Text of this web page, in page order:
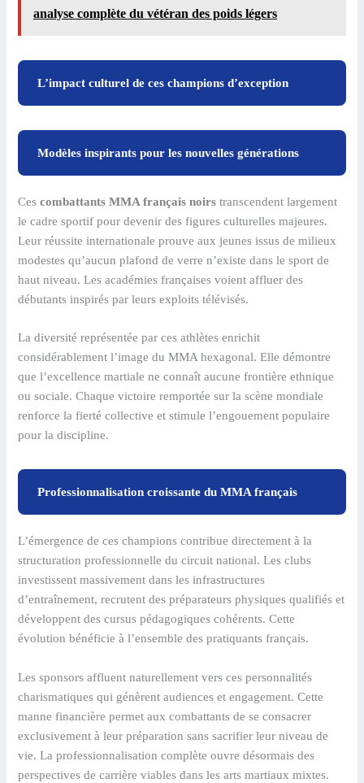
analyse complète du vétéran des poids légers
L’impact culturel de ces champions d’exception
Modèles inspirants pour les nouvelles générations
Cescombattants MMA français noirs transcendent largement
le cadre sportif pour devenir des figures culturelles majeures.
Leur réussite internationale prouve aux jeunes issus de milieux
modestes qu’aucun plafond de verre n’existe dans le sport de
haut niveau. Les académies françaises voient affluer des
débutants inspirés par leurs exploits télévisés.
La diversité représentée par ces athlètes enrichit
considérablement l’image du MMA hexagonal. Elle démontre
que l’excellence martiale ne connaît aucune frontière ethnique
ou sociale. Chaque victoire remportée sur la scène mondiale
renforce la fierté collective et stimule l’engouement populaire
pour la discipline.
Professionnalisation croissante du MMA français
L’émergence de ces champions contribue directement à la
structuration professionnelle du circuit national. Les clubs
investissent massivement dans les infrastructures
d’entraînement, recrutent des préparateurs physiques qualifiés et
développent des cursus pédagogiques cohérents. Cette
évolution bénéficie à l’ensemble des pratiquants français.
Les sponsors affluent naturellement vers ces personnalités
charismatiques qui génèrent audiences et engagement. Cette
manne financière permet aux combattants de se consacrer
exclusivement à leur préparation sans sacrifier leur niveau de
vie. La professionnalisation complète ouvre désormais des
perspectives de carrière viables dans les arts martiaux mixtes.